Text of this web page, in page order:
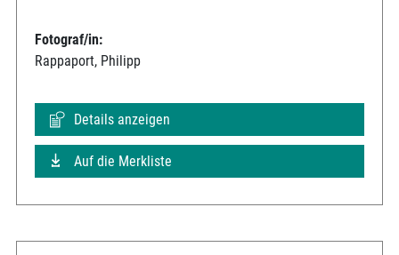
Fotograf/in:
Rappaport, Philipp
Details anzeigen
Auf die Merkliste